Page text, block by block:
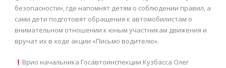
безопасности», где напомнят детям о соблюдении правил, а
сами дети подготовят обращения к автомобилистам о
внимательном отношении к юным участникам движения и
вручат их в ходе акции «Письмо водителю».
Врио начальника Госавтоинспекции Кузбасса Олег